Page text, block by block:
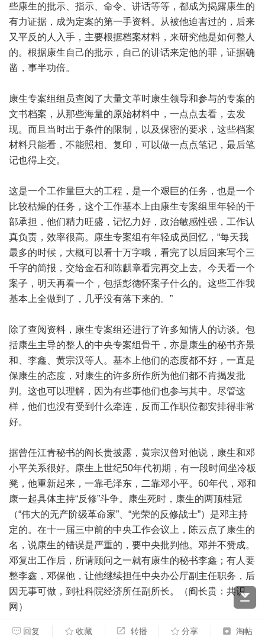
些康生的批示、指示、命令、讲话等等，都成为揭露康生的
有力证据，成为定案的第一手资料。从被他迫害过的，后来
又平反的人入手，主要根据档案材料，来研究他是如何整人
的。根据康生自己的批示，自己的讲话来定他的罪，证据确
凿，事半功倍。
康生专案组组员查阅了大量文革时康生领导和参与的专案的
文书档案，从那些海量的原始材料中，一点点去看，去发
现。而且当时出于条件的限制，以及保密的要求，这些档案
材料只能看，不能照相、复印，可以做一点点笔记，最后笔
记也得上交。
这是一个工作量巨大的工程，是一个艰巨的任务，也是一个
比较枯燥的任务，这个工作基本上由康生专案组里年轻的干
部承担，他们精力旺盛，记忆力好，政治敏感性强，工作认
真负责，效率很高。康生专案组有年轻成员回忆，“每天我
最多的时候，大概可以看十万字哦，看完了以后回来写个三
千字的简报，交给金石和陈麒章看完再交上去。今天看一个
案子，明天再看一个，包括彭德怀案子什么的。这些工作我
基本上全做到了，几乎没有落下来的。”
除了查阅资料，康生专案组还进行了许多知情人的访谈。包
括康生主导的整人的中央专案组骨干，亦是康生的秘书齐景
和、李鑫、黄宗汉等人。基本上他们的态度都不好，一直是
保康生的态度，对康生的许多所作所为他们都不肯揭发批
判。这也可以理解，因为有些事他们也参与其中。尽管这
样，他们也没有受到什么牵连，反而工作职位都安排得非常
好。
据曾任江青秘书的阎长贵披露，黄宗汉曾对他说，康生和邓
小平关系很好。康生上世纪50年代初期，有一段时间坐冷板
凳，他重新起来，一靠毛泽东，二靠邓小平。60年代，邓和
康一起具体主持“反修”斗争。康生死时，康生的两顶桂冠
（“伟大的无产阶级革命家”、“光荣的反修战士”）是邓主持
定的。在十一届三中前的中央工作会议上，陈云点了康生的
名，说康生的错误是严重的，要中央批判他。邓并不赞成。
邓复出工作后，所请顾问之一就有康生的秘书李鑫；有人要
整李鑫，邓保他，让他继续担任中央办公厅副主任职务，后
因无事可做，到社科院经济所任副所长。（阎长贵：共识
网）
另外，曹轶欧的秘书张恩慈对北大第一张大字报的出笼起了
回复 收藏 转播 分享 淘帖